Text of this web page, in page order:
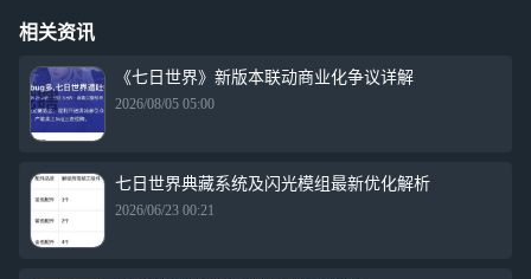
相关资讯
《七日世界》新版本联动商业化争议详解
2026/08/05 05:00
七日世界典藏系统及闪光模组最新优化解析
2026/06/23 00:21